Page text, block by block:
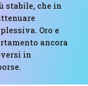
stabile, che in
Oro e
ancora
in